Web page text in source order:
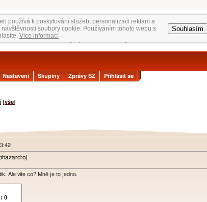
používá k poskytování služeb, personalizaci reklam a
soubory cookie. Používáním tohoto webu s
Vice informací
Souhlasím
Nastavení Skupiny Zprávy SZ Přihlásit se
[vše]
Ale víte co? Mně je to jedno.